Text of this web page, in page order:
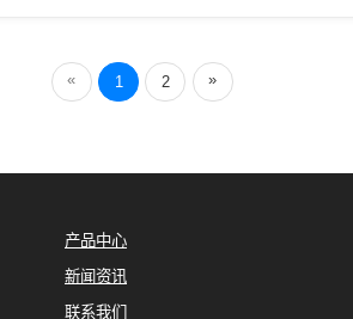
« 1 2 »
产品中心
新闻资讯
联系我们